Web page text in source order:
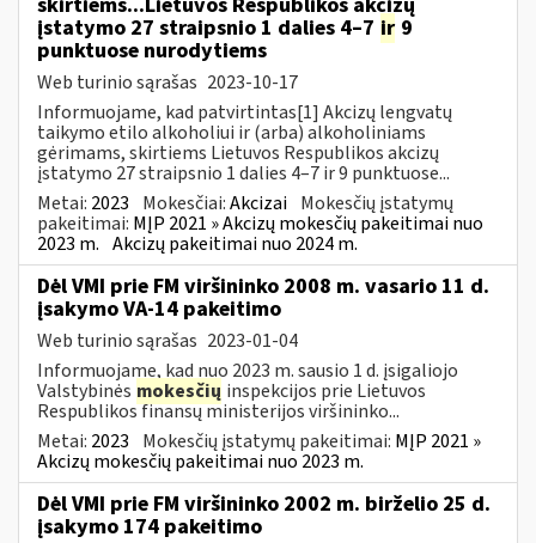
įstatymo 27 straipsnio 1 dalies 4–7 ir 9
punktuose nurodytiems
Web turinio sąrašas 2023-10-17
Informuojame, kad patvirtintas[1] Akcizų lengvatų
taikymo etilo alkoholiui ir (arba) alkoholiniams
gėrimams, skirtiems Lietuvos Respublikos akcizų
įstatymo 27 straipsnio 1 dalies 4–7 ir 9 punktuose...
Metai: 2023 Mokesčiai:Akcizai Mokesčių įstatymų
pakeitimai: MĮP 2021 » Akcizų mokesčių pakeitimai nuo
2023 m. Akcizų pakeitimai nuo 2024 m.
Dėl VMI prie FM viršininko 2008 m. vasario 11 d.
įsakymo VA-14 pakeitimo
Web turinio sąrašas 2023-01-04
Informuojame, kad nuo 2023 m. sausio 1 d. įsigaliojo
Valstybinės mokesčių inspekcijos prie Lietuvos
Respublikos finansų ministerijos viršininko...
Metai: 2023 Mokesčių įstatymų pakeitimai: MĮP 2021 »
Akcizų mokesčių pakeitimai nuo 2023 m.
Dėl VMI prie FM viršininko 2002 m. birželio 25 d.
įsakymo 174 pakeitimo